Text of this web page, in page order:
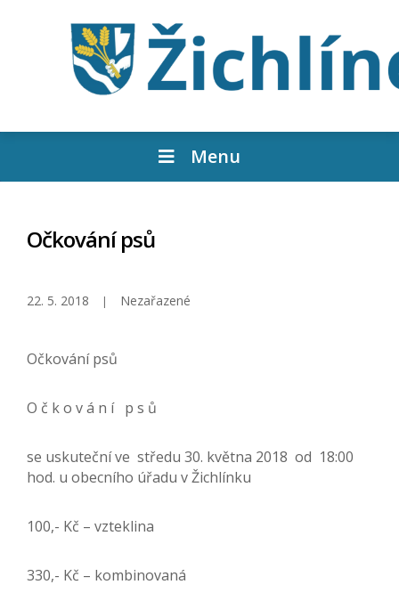
Menu
Očkování psů
22. 5. 2018 Nezařazené
Očkování psů
O č k o v á n í p s ů
se uskuteční ve středu 30. května 2018 od 18:00
hod. u obecního úřadu v Žichlínku
100,- Kč – vzteklina
330,- Kč – kombinovaná